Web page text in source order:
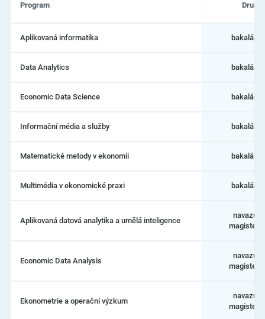
programů
škola
Fakulta
statistiky
Program Druh
Aplikovaná informatika
Data Analytics
Economic Data Science
Informační média a služby
Matematické metody v ekonomii
Multimédia v ekonomické praxi
Aplikovaná datová analytika a umělá inteligence
Economic Data Analysis
Ekonometrie a operační výzkum